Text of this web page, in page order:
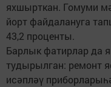
яхшырткан. Гомуми
йорт файдалануга
43,2 проценты.
Барлык фатирлар да
тудырылган: ремонт
исәпләү